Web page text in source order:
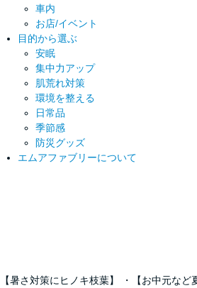
車内
お店/イベント
目的から選ぶ
安眠
集中力アップ
肌荒れ対策
環境を整える
日常品
季節感
防災グッズ
エムアファブリーについて
【暑さ対策にヒノキ枝葉】 ・【お中元な